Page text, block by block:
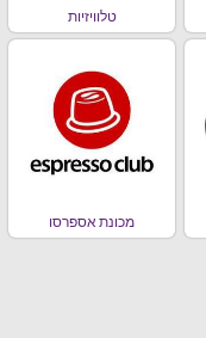
טלוויזיות
מכונת אספרסו